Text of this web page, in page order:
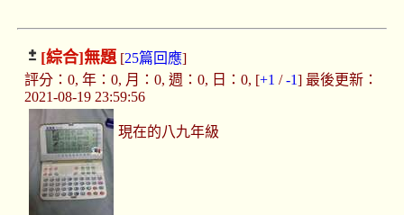
[綜合]無題[25篇回應]
評分：0, 年：0, 月：0, 週：0, 日：0, [+1 /-1] 最後更新：
2021-08-19 23:59:56
現在的八九年級